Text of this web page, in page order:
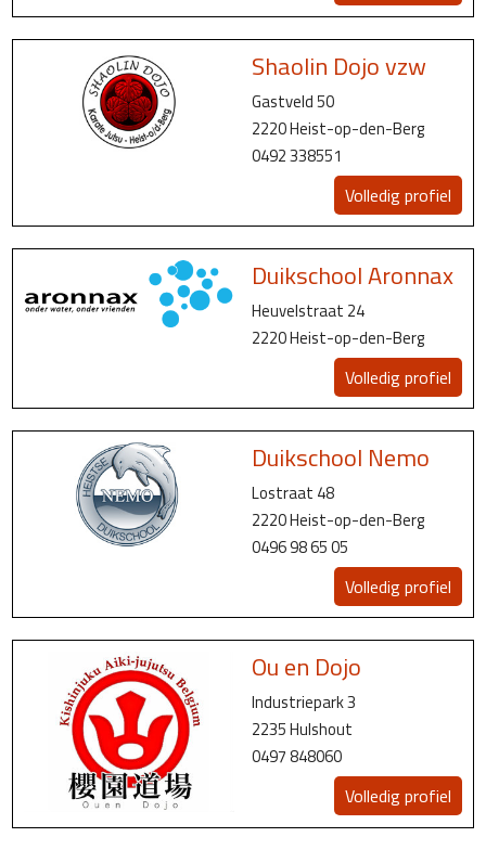
Shaolin Dojo vzw
Gastveld 50
2220 Heist-op-den-Berg
0492 338551
Volledig profiel
Duikschool Aronnax
Heuvelstraat 24
2220 Heist-op-den-Berg
Volledig profiel
Duikschool Nemo
Lostraat 48
2220 Heist-op-den-Berg
0496 98 65 05
Volledig profiel
Ou en Dojo
Industriepark 3
2235 Hulshout
0497 848060
Volledig profiel